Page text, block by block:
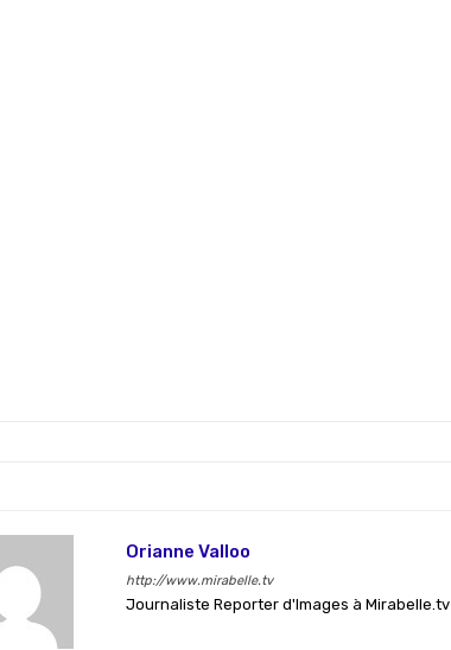
Orianne Valloo
http://www.mirabelle.tv
Journaliste Reporter d'Images à Mirabelle.tv